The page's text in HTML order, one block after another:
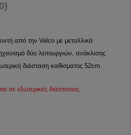
από την Velco με μεταλλικά
δύο λειτουργιών, ανάκλισης
διάσταση καθίσματος 52cm.
σε εξωτερικές διάστασεις.